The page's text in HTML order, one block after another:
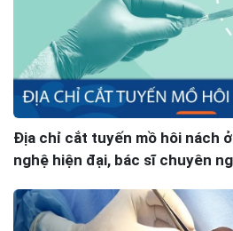
Địa chỉ cắt tuyến mồ hôi nách
nghệ hiện đại, bác sĩ chuyên